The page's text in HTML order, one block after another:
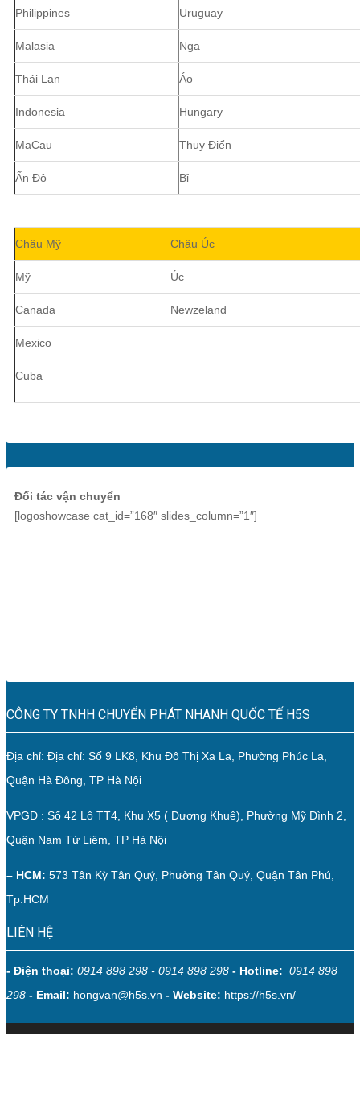
Philippines Uruguay
Malasia Nga
Thái Lan Áo
Indonesia Hungary
MaCau Thụy Điển
Ấn Độ Bỉ
Châu Mỹ Châu Úc
Mỹ Úc
Canada Newzeland
Mexico
Cuba
Đối tác vận chuyển
[logoshowcase cat_id=”168″ slides_column=”1″]
CÔNG TY TNHH CHUYỂN PHÁT NHANH QUỐC TẾ H5S
Địa chỉ: Địa chỉ: Số 9 LK8, Khu Đô Thị Xa La, Phường Phúc La,
Quận Hà Đông, TP Hà Nội
VPGD : Số 42 Lô TT4, Khu X5 ( Dương Khuê), Phường Mỹ Đình 2,
Quận Nam Từ Liêm, TP Hà Nội
– HCM: 573 Tân Kỳ Tân Quý, Phường Tân Quý, Quận Tân Phú,
Tp.HCM
LIÊN HỆ
- Điện thoại: 0914 898 298 - 0914 898 298 - Hotline: 0914 898
298 - Email: hongvan@h5s.vn - Website: https://h5s.vn/